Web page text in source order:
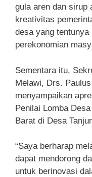
gula aren dan sirup
kreativitas
desa yang tentunya
perekonomian
Sementara itu,
Melawi, Drs.
menyampaikan
Penilai Lomba
Barat di Desa
“Saya berharap
dapat mendorong
untuk berinovasi